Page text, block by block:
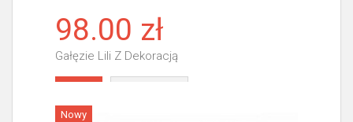
98.00 zł
Gałęzie Lili Z Dekoracją
Nowy